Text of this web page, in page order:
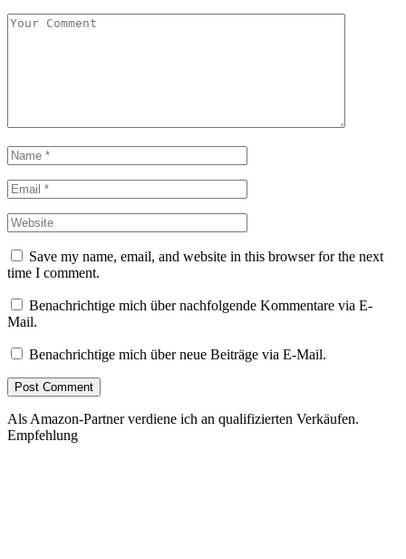
Save my name, email, and website in this browser for the next
time I comment.
Benachrichtige mich über nachfolgende Kommentare via E-
Mail.
Benachrichtige mich über neue Beiträge via E-Mail.
Als Amazon-Partner verdiene ich an qualifizierten Verkäufen.
Empfehlung